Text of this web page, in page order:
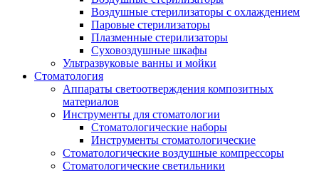
Воздушные стерилизаторы с охлаждением
Паровые стерилизаторы
Плазменные стерилизаторы
Суховоздушные шкафы
Ультразвуковые ванны и мойки
Стоматология
Аппараты светоотверждения композитных
материалов
Инструменты для стоматологии
Стоматологические наборы
Инструменты стоматологические
Стоматологические воздушные компрессоры
Стоматологические светильники